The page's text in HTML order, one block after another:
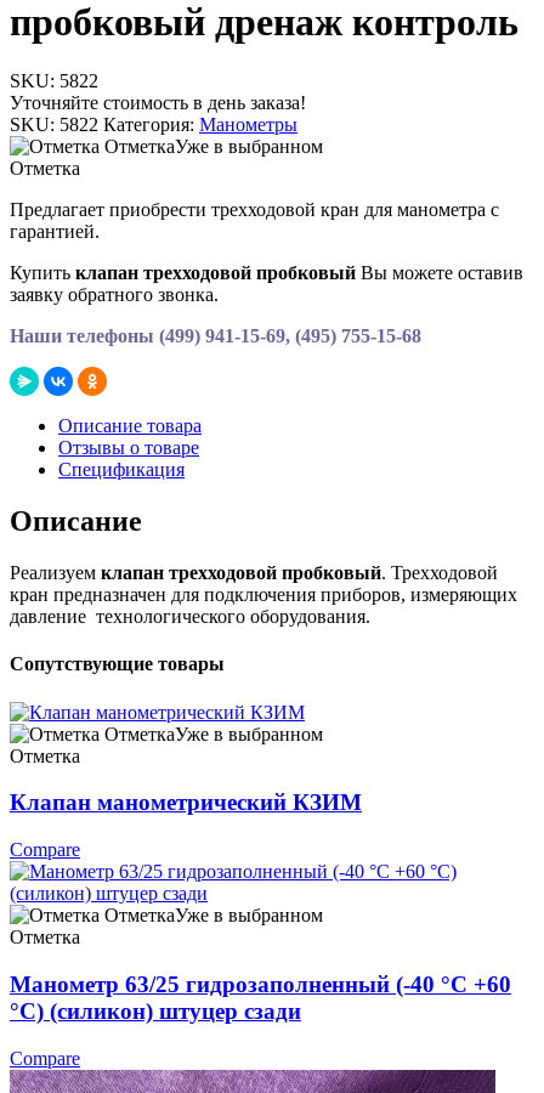
пробковый дренаж контроль
SKU: 5822
Уточняйте стоимость в день заказа!
SKU: 5822 Категория: Манометры
ОтметкаУже в выбранном
Отметка
Предлагает приобрести трехходовой кран для манометра с
гарантией.
Купить клапан трехходовой пробковый Вы можете оставив
заявку обратного звонка.
Наши телефоны (499) 941-15-69, (495) 755-15-68
Описание товара
Отзывы о товаре
Спецификация
Описание
Реализуем клапан трехходовой пробковый. Трехходовой
кран предназначен для подключения приборов, измеряющих
давление технологического оборудования.
Сопутствующие товары
ОтметкаУже в выбранном
Отметка
Клапан манометрический КЗИМ
Compare
ОтметкаУже в выбранном
Отметка
Манометр 63/25 гидрозаполненный (-40 °C +60
°C) (силикон) штуцер сзади
Compare